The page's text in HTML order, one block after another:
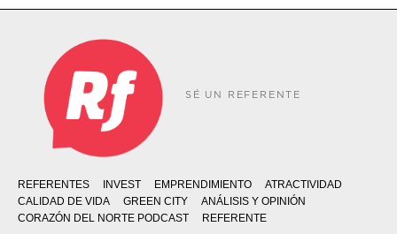
SÉ UN REFERENTE
REFERENTES INVEST EMPRENDIMIENTO
ATRACTIVIDAD
CALIDAD DE VIDA
GREEN CITY
ANÁLISIS Y OPINIÓN
CORAZÓN DEL NORTE PODCAST
REFERENTE